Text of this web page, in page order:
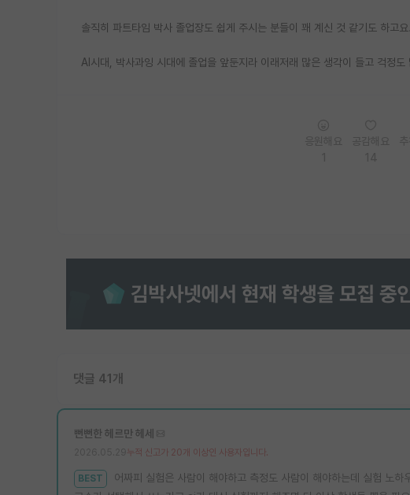
솔직히 파트타임 박사 졸업장도 쉽게 주시는 분들이 꽤 계신 것 같기도 하고요.
AI시대, 박사과잉 시대에 졸업을 앞둔지라 이래저래 많은 생각이 들고 걱정
댓글 41개
뻔뻔한 헤르만 헤세
누적 신고가 20개 이상인 사용자입니다.
BEST
어짜피 실험은 사람이 해야하고 측정도 사람이 해야하는데 실험 노